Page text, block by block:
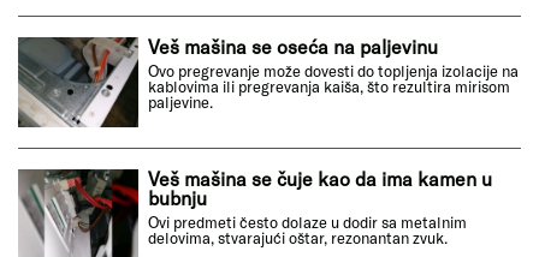
Veš mašina se oseća na paljevinu
Ovo pregrevanje može dovesti do topljenja izolacije na
kablovima ili pregrevanja kaiša, što rezultira mirisom
paljevine.
Veš mašina se čuje kao da ima kamen u
bubnju
Ovi predmeti često dolaze u dodir sa metalnim
delovima, stvarajući oštar, rezonantan zvuk.